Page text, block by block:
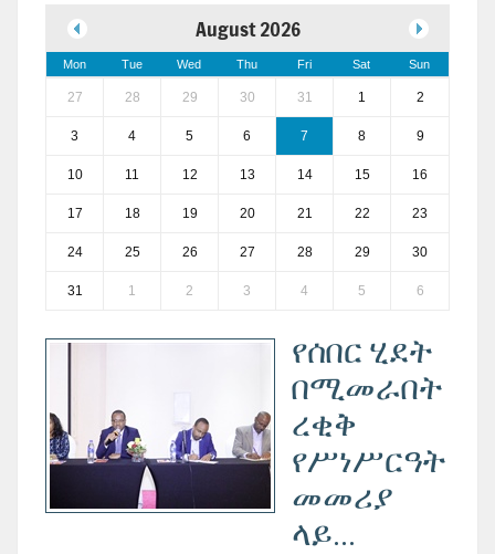
August 2026
Mon Tue Wed Thu Fri Sat Sun
27 28 29 30 31 1 2
3 4 5 6 7 8 9
10 11 12 13 14 15 16
17 18 19 20 21 22 23
24 25 26 27 28 29 30
31 1 2 3 4 5 6
የሰበር ሂደት
በሚመራበት
ረቂቅ
የሥነሥርዓት
መመሪያ
ላይ...